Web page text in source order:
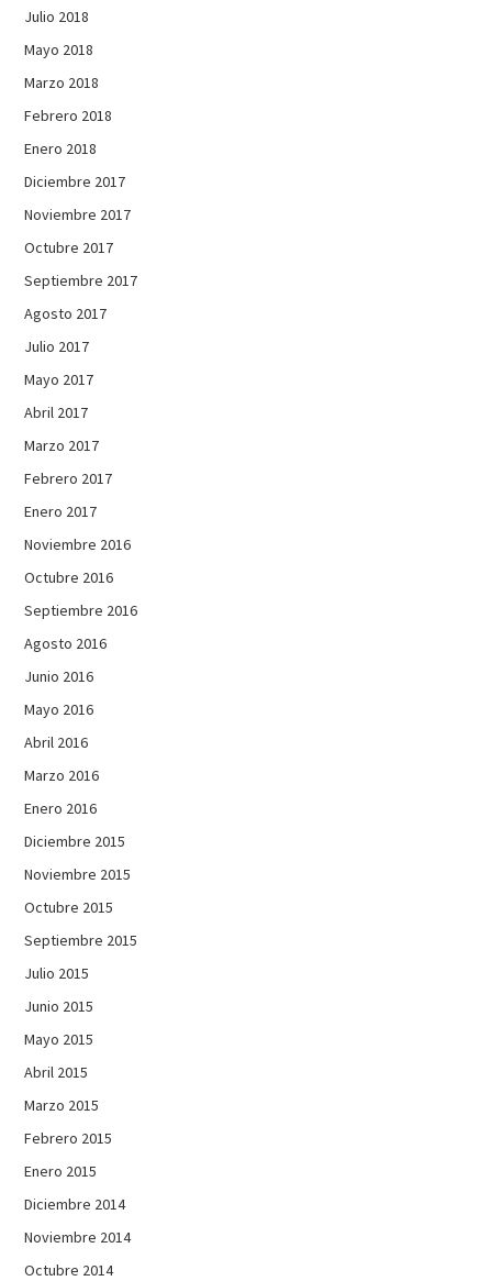
Julio 2018
Mayo 2018
Marzo 2018
Febrero 2018
Enero 2018
Diciembre 2017
Noviembre 2017
Octubre 2017
Septiembre 2017
Agosto 2017
Julio 2017
Mayo 2017
Abril 2017
Marzo 2017
Febrero 2017
Enero 2017
Noviembre 2016
Octubre 2016
Septiembre 2016
Agosto 2016
Junio 2016
Mayo 2016
Abril 2016
Marzo 2016
Enero 2016
Diciembre 2015
Noviembre 2015
Octubre 2015
Septiembre 2015
Julio 2015
Junio 2015
Mayo 2015
Abril 2015
Marzo 2015
Febrero 2015
Enero 2015
Diciembre 2014
Noviembre 2014
Octubre 2014